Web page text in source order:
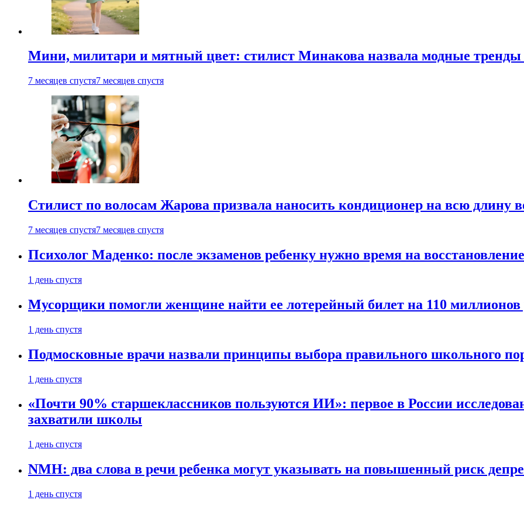
Мини, милитари и мятный цвет: стилист Минакова назвала модные тренды
7 месяцев спустя7 месяцев спустя
Стилист по волосам Жарова призвала наносить кондиционер на всю длину
7 месяцев спустя7 месяцев спустя
Психолог Маденко: после экзаменов ребенку нужно время на восстановление
1 день спустя
Мусорщики помогли женщине найти ее лотерейный билет на 110 миллионов
1 день спустя
Подмосковные врачи назвали принципы выбора правильного школьного
1 день спустя
«Почти 90% старшеклассников пользуются ИИ»: первое в России
захватили школы
1 день спустя
NMH: два слова в речи ребенка могут указывать на повышенный риск
1 день спустя